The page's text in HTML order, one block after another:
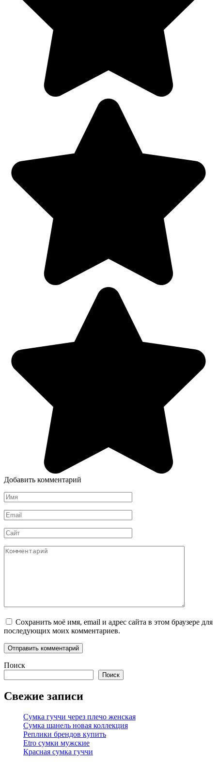
Добавить комментарий
Имя
*
Email
*
Сайт
Комментарий
Сохранить моё имя, email и адрес сайта в этом браузере для
последующих моих комментариев.
Поиск
Поиск
Свежие записи
Сумка гуччи через плечо женская
Сумка шанель новая коллекция
Реплики брендов купить
Etro сумки мужские
Красная сумка гуччи